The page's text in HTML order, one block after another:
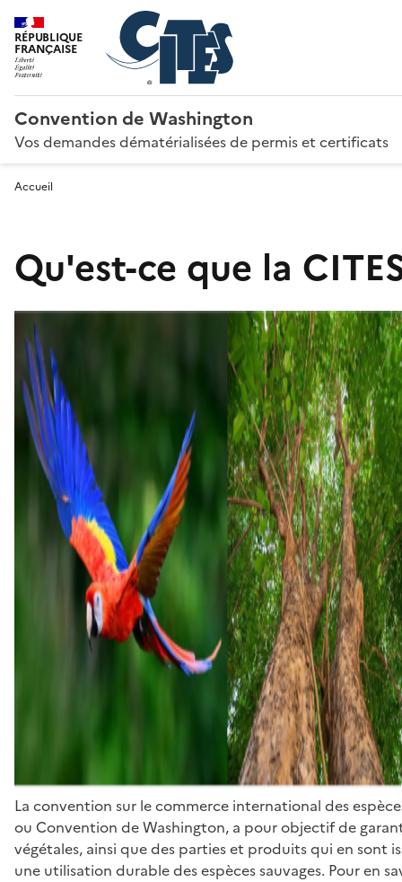
RÉPUBLIQUE
FRANÇAISE
Convention de Washington
Vos demandes dématérialisées de permis et certificats
Accueil
Qu'est-ce que la
La convention sur le commerce international des
ou Convention de Washington, a pour objectif de
végétales, ainsi que des parties et produits qui en sont
une utilisation durable des espèces sauvages. Pour en